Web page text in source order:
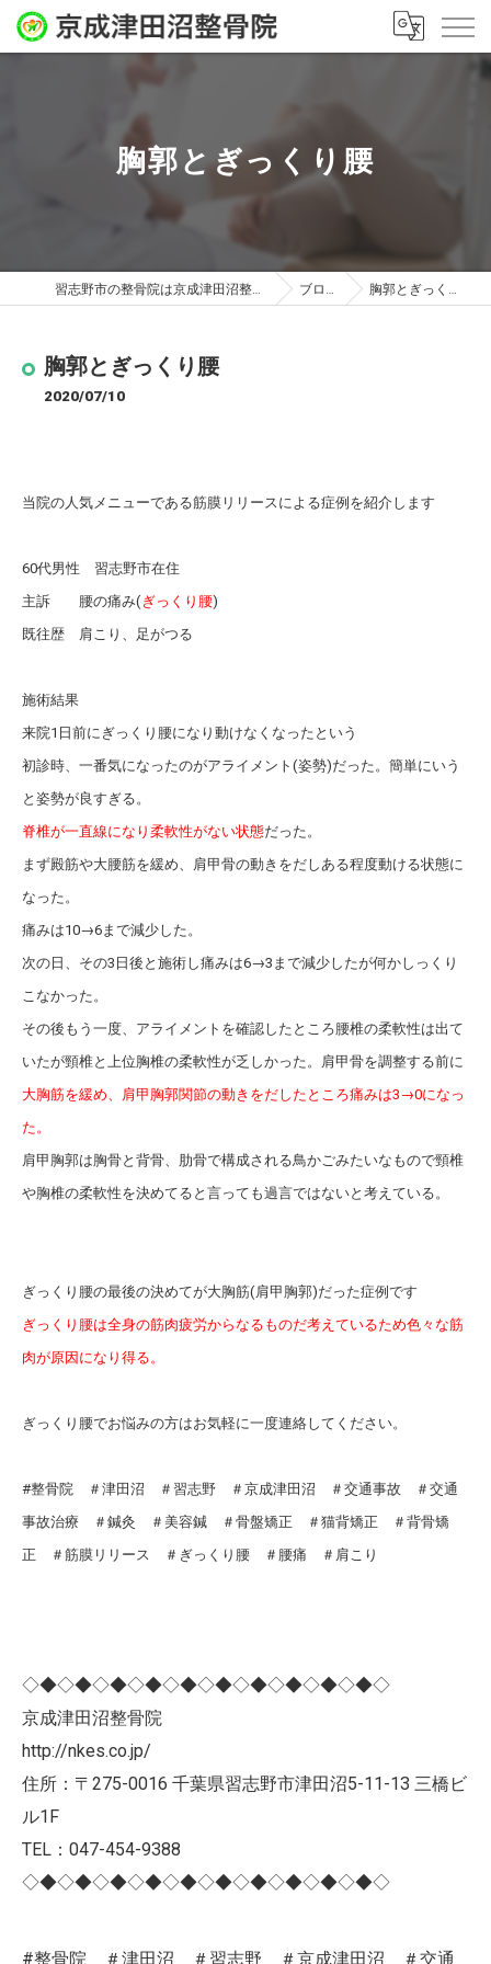
胸郭とぎっくり腰
習志野市の整骨院は京成津田沼整骨院 ブログ 胸郭とぎっくり腰
胸郭とぎっくり腰
2020/07/10
当院の人気メニューである筋膜リリースによる症例を紹介します
60代男性 習志野市在住
主訴 腰の痛み( ぎっくり腰)
既往歴 肩こり、足がつる
施術結果
来院1日前にぎっくり腰になり動けなくなったという
初診時、一番気になったのがアライメント(姿勢)だった。簡単にいう
と姿勢が良すぎる。
脊椎が一直線になり柔軟性がない状態だった。
まず殿筋や大腰筋を緩め、肩甲骨の動きをだしある程度動ける状態に
なった。
痛みは10→6まで減少した。
次の日、その3日後と施術し痛みは6→3まで減少したが何かしっくり
こなかった。
その後もう一度、アライメントを確認したところ腰椎の柔軟性は出て
いたが頸椎と上位胸椎の柔軟性が乏しかった。肩甲骨を調整する前に
大胸筋を緩め、肩甲胸郭関節の動きをだしたところ痛みは3→0になっ
た。
肩甲胸郭は胸骨と背骨、肋骨で構成される鳥かごみたいなもので頸椎
や胸椎の柔軟性を決めてると言っても過言ではないと考えている。
ぎっくり腰の最後の決めてが大胸筋(肩甲胸郭)だった症例です
ぎっくり腰は全身の筋肉疲労からなるものだ考えているため色々な筋
肉が原因になり得る。
ぎっくり腰でお悩みの方はお気軽に一度連絡してください。
#整骨院 ＃津田沼 ＃習志野 ＃京成津田沼 ＃交通事故 ＃交通
事故治療 ＃鍼灸 ＃美容鍼 ＃骨盤矯正 ＃猫背矯正 ＃背骨矯
正 ＃筋膜リリース ＃ぎっくり腰 ＃腰痛 ＃肩こり
◇◆◇◆◇◆◇◆◇◆◇◆◇◆◇◆◇◆◇◆◇
京成津田沼整骨院
http://nkes.co.jp/
住所：〒275-0016 千葉県習志野市津田沼5-11-13 三橋ビ
ル1F
TEL：047-454-9388
◇◆◇◆◇◆◇◆◇◆◇◆◇◆◇◆◇◆◇◆◇
#整骨院 ＃津田沼 ＃習志野 ＃京成津田沼 ＃交通